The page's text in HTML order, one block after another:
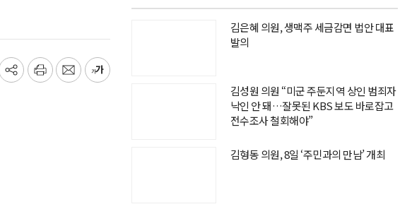
기
프
메
글
김은혜 의원, 생맥주 세금감면 법안 대표
발의
김성원 의원 “미군 주둔지역 상인 범죄자
낙인 안 돼…잘못된 KBS 보도 바로잡고
전수조사 철회해야”
김형동 의원, 8일 ‘주민과의 만남’ 개최